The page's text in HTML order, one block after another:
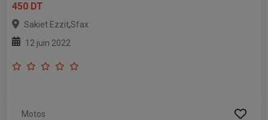
450 DT
Sakiet Ezzit,Sfax
12 juin 2022
Motos